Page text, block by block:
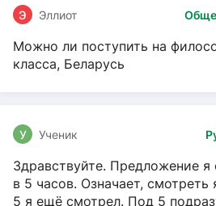
Э Эллиот
Можно ли поступить на
класса, Беларусь
У Ученик
Здравствуйте. Предложение я
в 5 часов. Означает,
5 я ещё смотрел. Под 5